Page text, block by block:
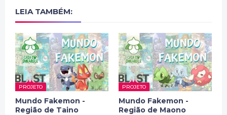
LEIA TAMBÉM:
PROJETO
Mundo Fakemon -
Região de Taino
PROJETO
Mundo Fakemon -
Região de Maono